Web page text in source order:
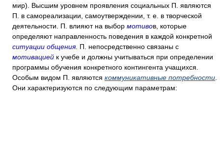
мир). Высшим уровнем проявления социальных П. являются
П. в самореализации, самоутверждении, т. е. в творческой
деятельности. П. влияют на выбор мотивов, которые
определяют направленность поведения в каждой конкретной
ситуации общения. П. непосредственно связаны с
мотивацией к учебе и должны учитываться при определении
программы обучения конкретного контингента учащихся.
Особым видом П. являются коммуникативные потребности
Они характеризуются по следующим параметрам: